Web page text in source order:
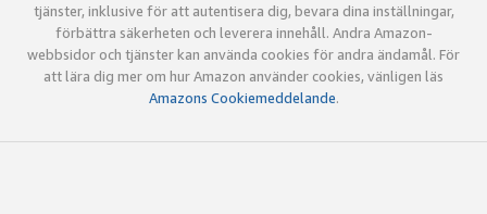
tjänster, inklusive för att autentisera dig, bevara dina inställningar,
förbättra säkerheten och leverera innehåll. Andra Amazon-
webbsidor och tjänster kan använda cookies för andra ändamål. För
att lära dig mer om hur Amazon använder cookies, vänligen läs
Amazons Cookiemeddelande.